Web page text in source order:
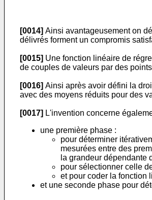
[0014] Ainsi avantageusement on
délivrés forment un compromis
[0015] Une fonction linéaire de
de couples de valeurs par des
[0016] Ainsi après avoir défini la
avec des moyens réduits pour des
[0017] L'invention concerne
une première phase :
pour déterminer
mesurées entre des
la grandeur dépendante
pour sélectionner celle
et pour coder la fonction
et une seconde phase pour